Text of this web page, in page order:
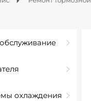
охлаждения